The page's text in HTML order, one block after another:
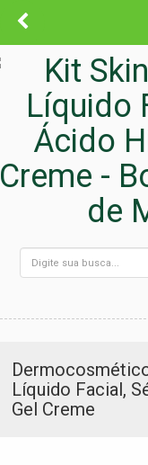
Líquido Facial,
Gel Creme